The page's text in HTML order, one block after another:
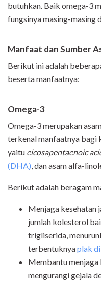
butuhkan. Baik omega-3
fungsinya masing-masing
Manfaat dan Sumber
Berikut ini adalah
beserta manfaatnya:
Omega-3
Omega-3 merupakan
terkenal manfaatnya bagi
yaitu eicosapentaenoic
(DHA), dan asam alfa-
Berikut adalah beragam
Menjaga kesehatan
jumlah kolesterol
trigliserida,
terbentuknyaplak
Membantu menjaga
mengurangi gejala